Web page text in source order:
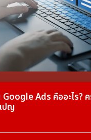
Ads คืออะไร?
ปญ